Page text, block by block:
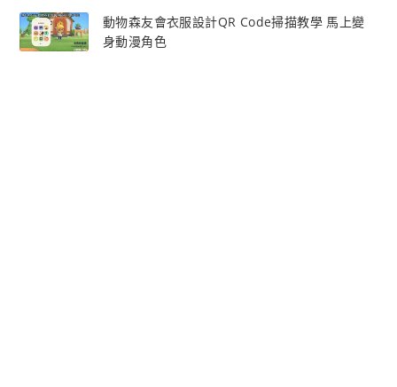
動物森友會衣服設計QR Code掃描教學 馬上變
身動漫角色